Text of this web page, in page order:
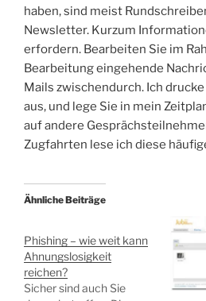
haben, sind meist
Newsletter. Kurzum
erfordern. Bearbeiten Sie im
Bearbeitung eingehende
Mails zwischendurch. Ich
aus, und lege Sie in mein
auf andere
Zugfahrten lese ich diese
Ähnliche Beiträge
Phishing – wie weit kann
Ahnungslosigkeit
reichen?
Sicher sind auch Sie